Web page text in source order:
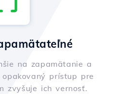
na zapamätanie a
prístup pre
zvyšuje ich vernosť.